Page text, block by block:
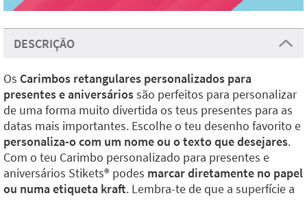
DESCRIÇÃO
Os Carimbos retangulares personalizados para
presentes e aniversáriossão perfeitos para personalizar
de uma forma muito divertida os teus presentes para as
datas mais importantes. Escolhe o teu desenho favorito e
personaliza-o com um nome ou o texto que desejares.
Com o teu Carimbo personalizado para presentes e
aniversários Stikets®️ podes marcar diretamente no papel
ou numa etiqueta kraft. Lembra-te de que a superfície a